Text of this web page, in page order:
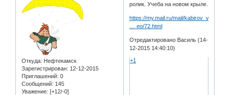
Откуда: Нефтекамск
Зарегистрирован: 12-12-2015
Приглашений: 0
Сообщений: 145
Уважение: [+12/-0]
ролик. Учеба на новом крыле.
https://my.mail.ru/mail/kabirov_vasil/v
… eo/72.html
Отредактировано Василь (14-
12-2015 14:40:10)
+1